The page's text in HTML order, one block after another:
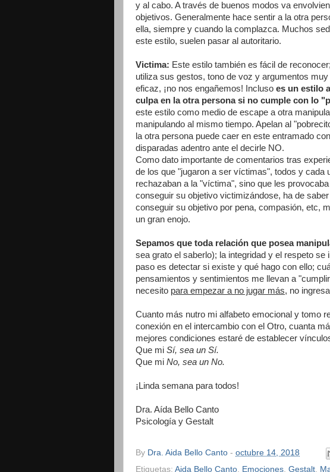
y al cabo. A través de buenos modos va
objetivos. Generalmente hace sentir a la otra
ella, siempre y cuando la complazca. Muchos
este estilo, suelen pasar al autoritario.
Victima: Este estilo también es fácil de
utiliza sus gestos, tono de voz y argumentos
eficaz, ¡no nos engañemos! Incluso es un estilo
culpa en la otra persona si no cumple con lo
este estilo como medio de escape a otra
manipulando al mismo tiempo. Apelan al
la otra persona puede caer en este entramado
disparadas adentro ante el decirle NO.
Como dato importante de comentarios tras
de los que "jugaron a ser víctimas", todos y cada
rechazaban a la "víctima", sino que les
conseguir su objetivo victimizándose, ha de
conseguir su objetivo por pena, compasión, etc,
un gran enojo.
Sepamos que toda relación que posea
sea grato el saberlo); la integridad y el respeto
paso es detectar si existe y qué hago con ello;
pensamientos y sentimientos me llevan a
necesito para empezar a no jugar más, no
Cuanto más nutro mi alfabeto emocional y tomo
conexión en el intercambio con el Otro, cuanta
mejores condiciones estaré de establecer
Que mi Sí, sea un Sí.
Que mi No, sea un No.
¡Linda semana para todos!
Dra. Aída Bello Canto
Psicología y Gestalt
By Dra. Aida Bello Canto - octubre 14, 2018
Etiquetas: Aida Bello Canto Emociones Gestalt